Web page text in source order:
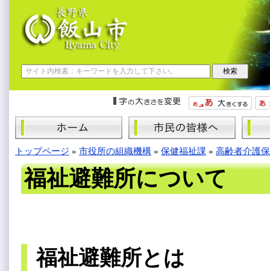
トップページ » 市役所の組織機構 » 保健福祉課 » 高齢者介護
福祉避難所について
福祉避難所とは